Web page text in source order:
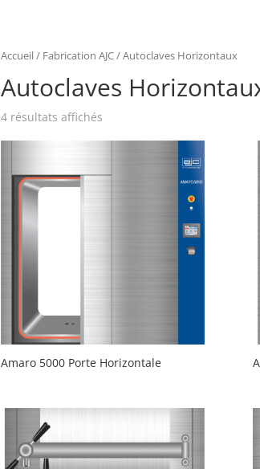
Accueil/ Fabrication AJC/ Autoclaves Horizontaux
Autoclaves
4 résultats affichés
Amaro 5000 Porte Horizontale